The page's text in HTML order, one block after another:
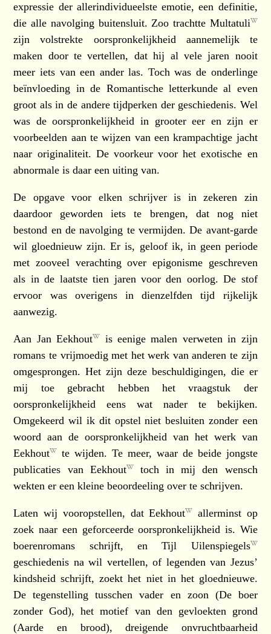
expressie der allerindividueelste emotie, een definitie,
die alle navolging buitensluit. Zoo trachtte Multatuli
zijn volstrekte oorspronkelijkheid aannemelijk te
maken door te vertellen, dat hij al vele jaren nooit
meer iets van een ander las. Toch was de onderlinge
beïnvloeding in de Romantische letterkunde al even
groot als in de andere tijdperken der geschiedenis. Wel
was de oorspronkelijkheid in grooter eer en zijn er
voorbeelden aan te wijzen van een krampachtige jacht
naar originaliteit. De voorkeur voor het exotische en
abnormale is daar een uiting van.
De opgave voor elken schrijver is in zekeren zin
daardoor geworden iets te brengen, dat nog niet
bestond en de navolging te vermijden. De avant-garde
wil gloednieuw zijn. Er is, geloof ik, in geen periode
met zooveel verachting over epigonisme geschreven
als in de laatste tien jaren voor den oorlog. De stof
ervoor was overigens in dienzelfden tijd rijkelijk
aanwezig.
Aan Jan Eekhout
is eenige malen verweten in zijn
romans te vrijmoedig met het werk van anderen te zijn
omgesprongen. Het zijn deze beschuldigingen, die er
mij toe gebracht hebben het vraagstuk der
oorspronkelijkheid eens wat nader te bekijken.
Omgekeerd wil ik dit opstel niet besluiten zonder een
woord aan de oorspronkelijkheid van het werk van
Eekhout
te wijden. Te meer, waar de beide jongste
publicaties van Eekhout
toch in mij den wensch
wekten er een kleine beoordeeling over te schrijven.
Laten wij vooropstellen, datEekhout
allerminst op
zoek naar een geforceerde oorspronkelijkheid is. Wie
boerenromans schrijft, enTijl Uilenspiegels
geschiedenis na wil vertellen, of legenden van Jezus’
kindsheid schrijft, zoekt het niet in het gloednieuwe.
De tegenstelling tusschen vader en zoon (De boer
zonder God), het motief van den gevloekten grond
(Aarde en brood), dreigende onvruchtbaarheid